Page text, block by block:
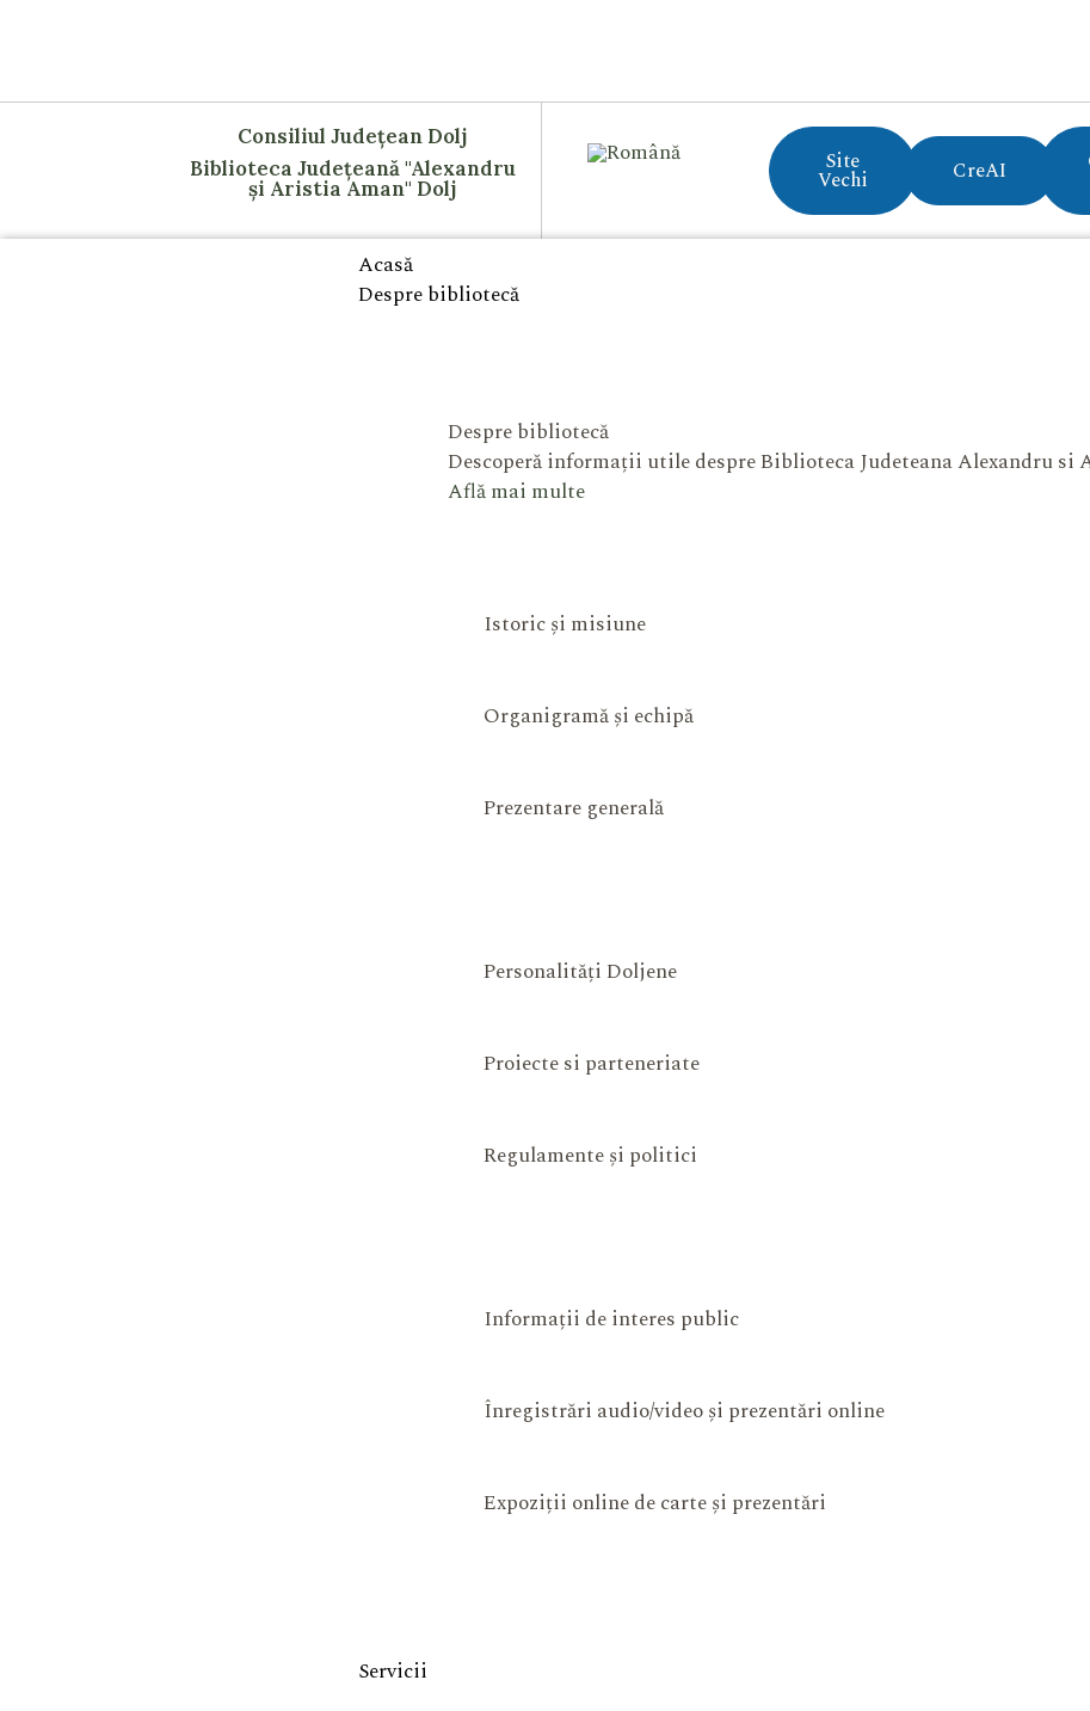
Consiliul Județean Dolj
Biblioteca Județeană "Alexandru
și Aristia Aman" Dolj
Site
Vechi CreAI
Acasă
Despre bibliotecă
Despre bibliotecă
Descoperă informații utile despre Biblioteca Judeteana Alexandru si
Află mai multe
Istoric și misiune
Organigramă și echipă
Prezentare generală
Personalități Doljene
Proiecte si parteneriate
Regulamente și politici
Informații de interes public
Înregistrări audio/video și prezentări online
Expoziții online de carte și prezentări
Servicii